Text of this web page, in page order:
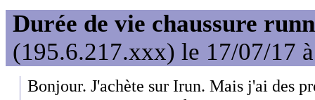
Durée de vie chaussure
(195.6.217.xxx) le 17/07/17
Bonjour. J'achète sur Irun. Mais j'ai des